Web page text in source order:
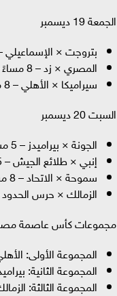
الجمعة 19 ديسمبر
بتروجت × الإسماعيلي – 5 مساءً – استاد الكلية
المصري × زد – 8 مساءً – استاد السويس الجديد
سيراميكا × الأهلي – 8 مساءً – استاد المقاولون العرب
السبت 20 ديسمبر
الجونة × بيراميدز – 5 مساءً – استاد خالد بشارة
إنبي × طلائع الجيش – 5 مساءً – استاد بتروسبورت
سموحة × الاتحاد – 8 مساءً – استاد برج العرب
الزمالك × حرس الحدود – 8 مساءً – استاد
مجموعات كأس عاصمة
المجموعة الأولى:
المجموعة الثانية:
المجموعة الثالثة: